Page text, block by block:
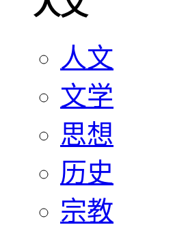
人文
文学
思想
历史
宗教